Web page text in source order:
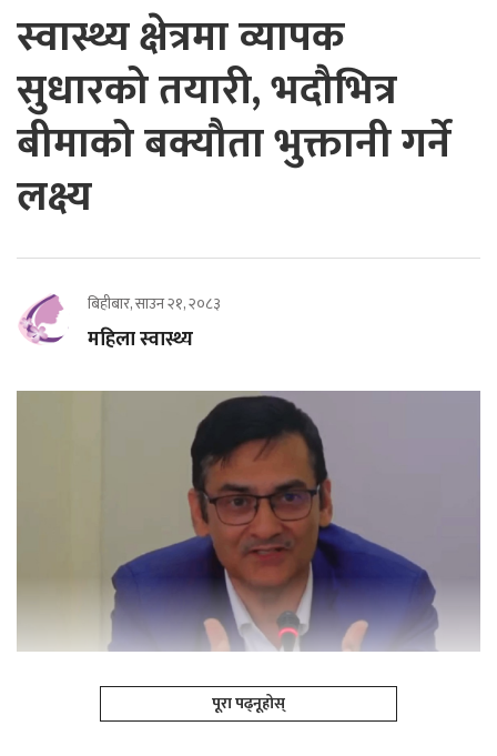
स्वास्थ्य क्षेत्रमा व्यापक
सुधारको तयारी, भदौभित्र
बीमाको बक्यौता भुक्तानी गर्ने
लक्ष्य
बिहीबार, साउन २१, २०८३
महिला स्वास्थ्य
पूरा पढ्नूहोस्